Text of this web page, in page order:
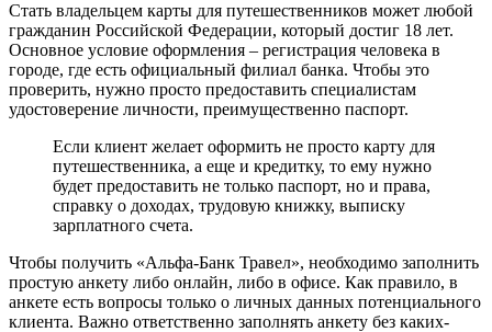
Стать владельцем карты для путешественников может любой
гражданин Российской Федерации, который достиг 18 лет.
Основное условие оформления – регистрация человека в
городе, где есть официальный филиал банка. Чтобы это
проверить, нужно просто предоставить специалистам
удостоверение личности, преимущественно паспорт.
Если клиент желает оформить не просто карту для
путешественника, а еще и кредитку, то ему нужно
будет предоставить не только паспорт, но и права,
справку о доходах, трудовую книжку, выписку
зарплатного счета.
Чтобы получить «Альфа-Банк Травел», необходимо заполнить
простую анкету либо онлайн, либо в офисе. Как правило, в
анкете есть вопросы только о личных данных потенциального
клиента. Важно ответственно заполнять анкету без каких-